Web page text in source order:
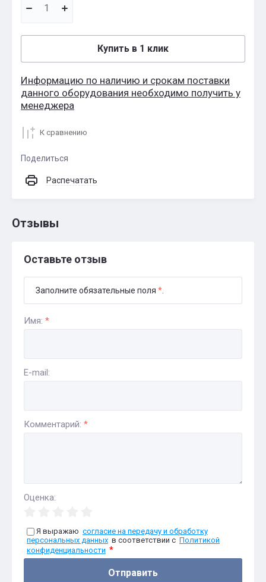
Купить в 1 клик
Информацию по наличию и срокам поставки
данного оборудования необходимо получить у
менеджера
К сравнению
Поделиться
Распечатать
Отзывы
Оставьте отзыв
Заполните обязательные поля *
Имя: *
E-mail:
Комментарий: *
Оценка:
Я выражаю согласие на передачу и обработку
персональных данных в соответствии с Политикой
конфиденциальности *
Отправить